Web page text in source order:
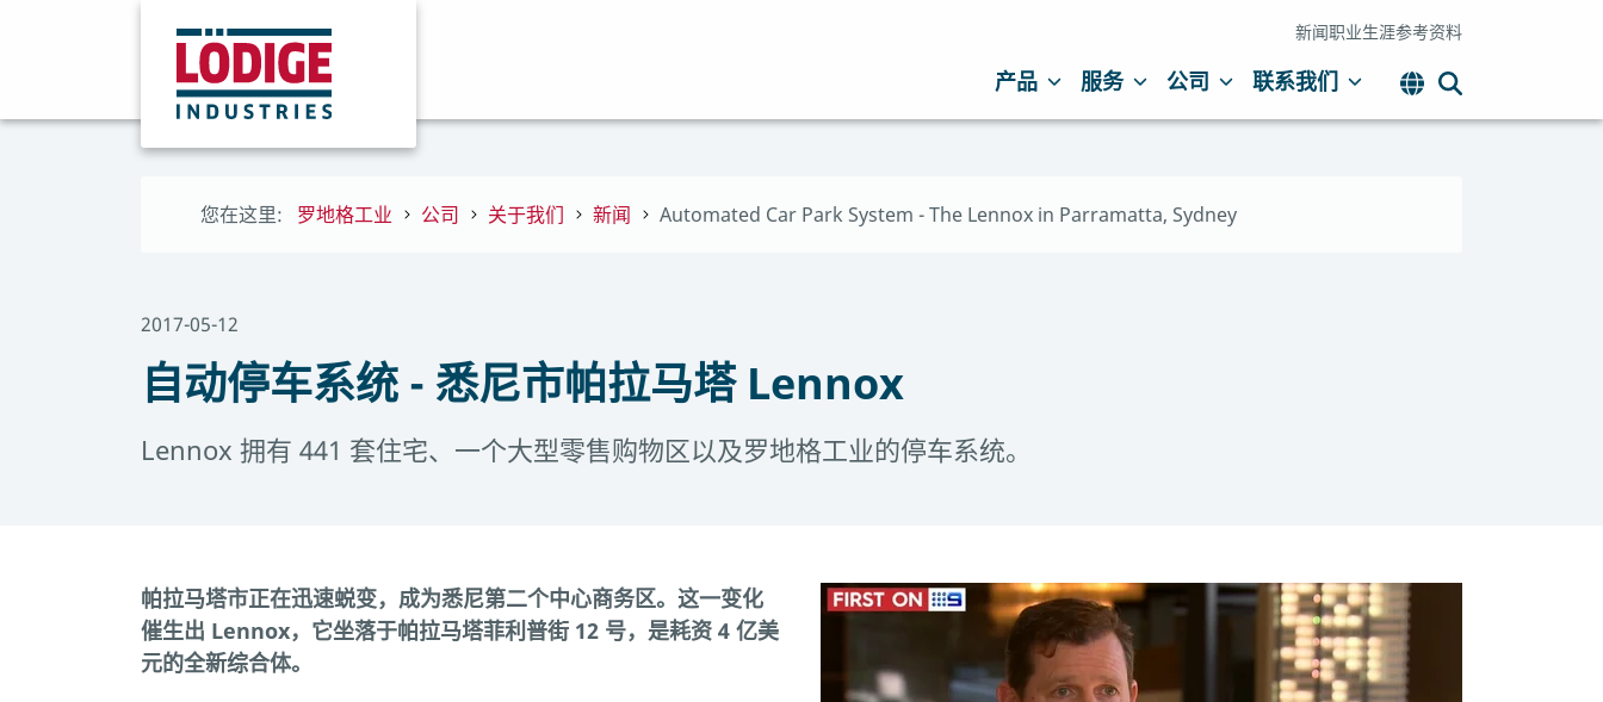
新闻职业生涯参考资料
产品 服务 公司 联系我们
您在这里: 罗地格工业 公司 关于我们 新闻 Automated Car Park System - The Lennox in Parramatta, Sydney
2017-05-12
自动停车系统 - 悉尼市帕拉马塔 Lennox
Lennox 拥有 441 套住宅、一个大型零售购物区以及罗地格工业的停车系统。
帕拉马塔市正在迅速蜕变，成为悉尼第二个中心商务区。这一变化
催生出 Lennox，它坐落于帕拉马塔菲利普街 12 号，是耗资 4 亿美
元的全新综合体。